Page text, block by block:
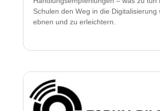
Schulen den Weg in die Digitalisierung
ebnen und zu erleichtern.